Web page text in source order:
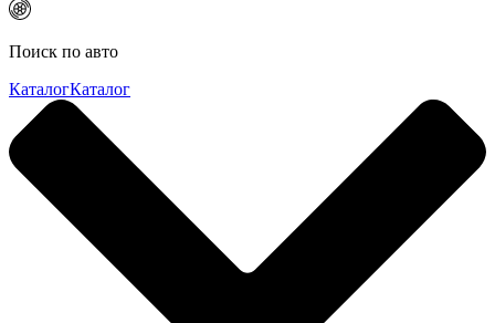
Поиск по авто
КаталогКаталог